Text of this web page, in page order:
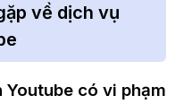
về dịch vụ
Youtube có vi phạm